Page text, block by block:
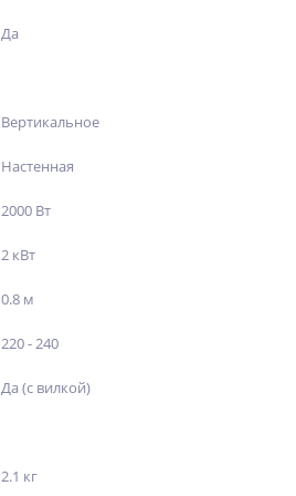
Да
Вертикальное
Настенная
2000 Вт
2 кВт
0.8 м
220 - 240
Да (с вилкой)
2.1 кг